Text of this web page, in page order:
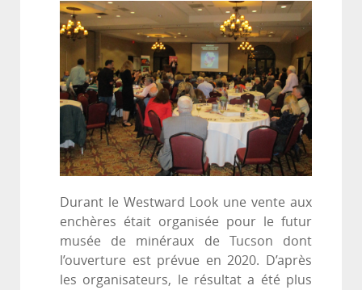
Durant le Westward Look une vente aux
enchères était organisée pour le futur
musée de minéraux de Tucson dont
l’ouverture est prévue en 2020. D’après
les organisateurs, le résultat a été plus